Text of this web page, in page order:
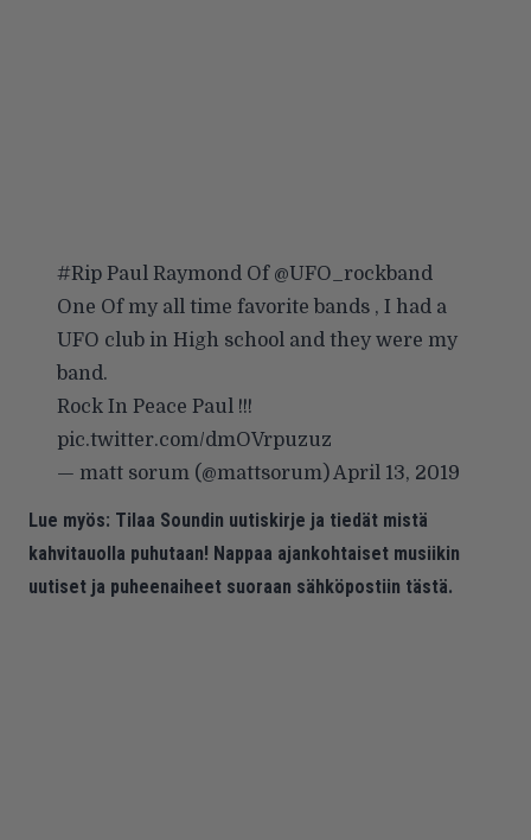
#Rip Paul Raymond Of @UFO_rockband
One Of my all time favorite bands , I had a
UFO club in High school and they were my
band.
Rock In Peace Paul !!!
pic.twitter.com/dmOVrpuzuz
— matt sorum (@mattsorum)April 13, 2019
Lue myös: Tilaa Soundin uutiskirje ja tiedät mistä
kahvitauolla puhutaan! Nappaa ajankohtaiset musiikin
uutiset ja puheenaiheet suoraan sähköpostiin tästä.